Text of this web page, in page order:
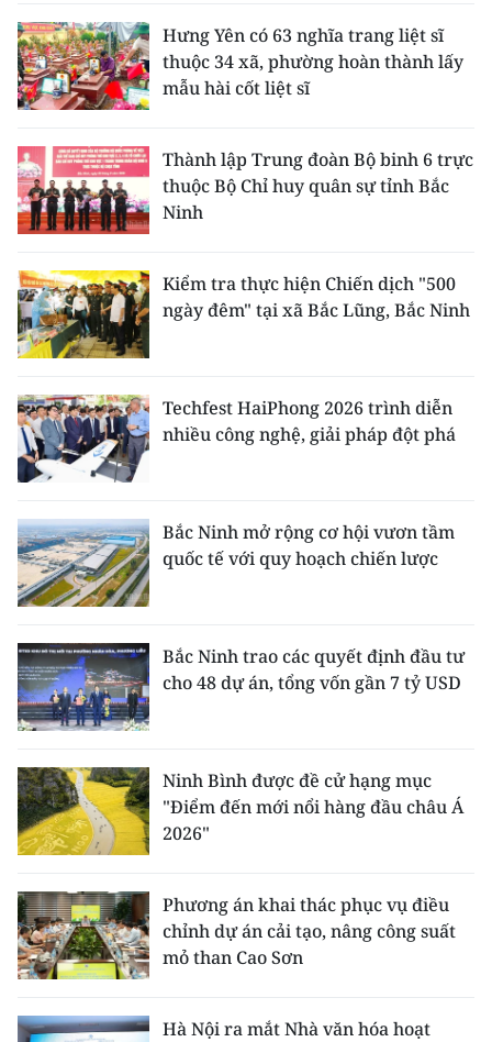
Hưng Yên có 63 nghĩa trang liệt sĩ
thuộc 34 xã, phường hoàn thành lấy
mẫu hài cốt liệt sĩ
Thành lập Trung đoàn Bộ binh 6 trực
thuộc Bộ Chỉ huy quân sự tỉnh Bắc
Ninh
Kiểm tra thực hiện Chiến dịch "500
ngày đêm" tại xã Bắc Lũng, Bắc Ninh
Techfest HaiPhong 2026 trình diễn
nhiều công nghệ, giải pháp đột phá
Bắc Ninh mở rộng cơ hội vươn tầm
quốc tế với quy hoạch chiến lược
Bắc Ninh trao các quyết định đầu tư
cho 48 dự án, tổng vốn gần 7 tỷ USD
Ninh Bình được đề cử hạng mục
"Điểm đến mới nổi hàng đầu châu Á
2026"
Phương án khai thác phục vụ điều
chỉnh dự án cải tạo, nâng công suất
mỏ than Cao Sơn
Hà Nội ra mắt Nhà văn hóa hoạt